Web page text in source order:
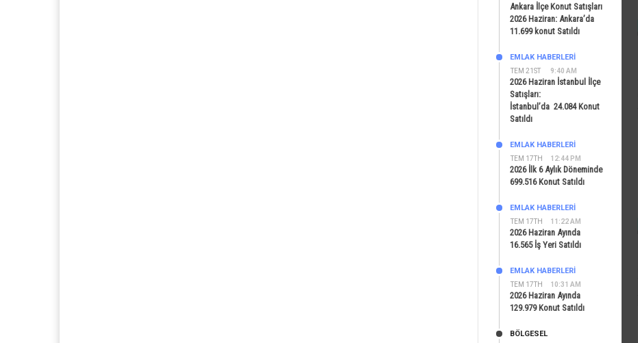
Ankara İlçe Konut Satışları
2026 Haziran: Ankara’da
11.699 konut Satıldı
TEM 21ST 9:40 AM
EMLAK HABERLERI
2026 Haziran İstanbul İlçe
Satışları:
İstanbul’da 24.084 Konut
Satıldı
TEM 17TH 12:44 PM
EMLAK HABERLERI
2026 İlk 6 Aylık Döneminde
699.516 Konut Satıldı
TEM 17TH 11:22 AM
EMLAK HABERLERI
2026 Haziran Ayında
16.565 İş Yeri Satıldı
TEM 17TH 10:31 AM
EMLAK HABERLERI
2026 Haziran Ayında
129.979 Konut Satıldı
BÖLGESEL